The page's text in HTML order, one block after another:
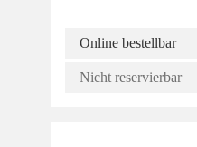
Online bestellbar
Nicht reservierbar